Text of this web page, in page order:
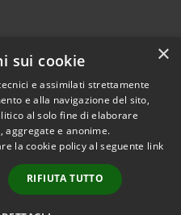
Copyright © 2026 • Comune di
byMunicipium
Accesso
redazione
×
sui cookie
e assimilati strettamente
e alla navigazione del sito,
al solo fine di elaborare
aggregate e anonime.
la cookie policy al seguente link
RIFIUTA TUTTO